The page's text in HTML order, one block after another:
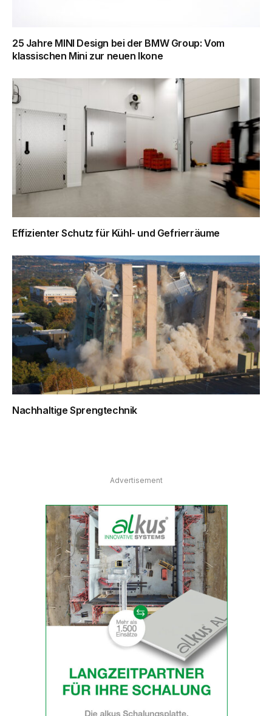
25 Jahre MINI Design bei der BMW Group: Vom
klassischen Mini zur neuen Ikone
Effizienter Schutz für Kühl- und Gefrierräume
Nachhaltige Sprengtechnik
Advertisement